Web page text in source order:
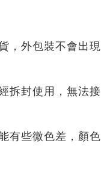
，外包裝不會出現
拆封使用，無法接
有些微色差，顏色